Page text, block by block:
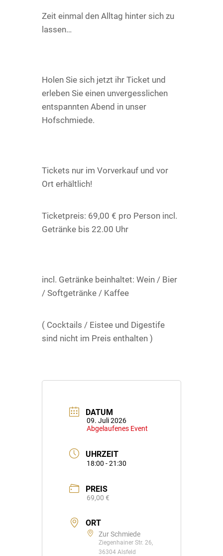
Zeit einmal den Alltag hinter sich zu
lassen…
Holen Sie sich jetzt ihr Ticket und
erleben Sie einen unvergesslichen
entspannten Abend in unser
Hofschmiede.
Tickets nur im Vorverkauf und vor
Ort erhältlich!
Ticketpreis: 69,00 € pro Person incl.
Getränke bis 22.00 Uhr
incl. Getränke beinhaltet: Wein / Bier
/ Softgetränke / Kaffee
( Cocktails / Eistee und Digestife
sind nicht im Preis enthalten )
DATUM
09. Juli 2026
Abgelaufenes Event
UHRZEIT
18:00 - 21:30
PREIS
69,00 €
ORT
Zur Schmiede
Ziegenhainer Str. 26,
36304 Alsfeld